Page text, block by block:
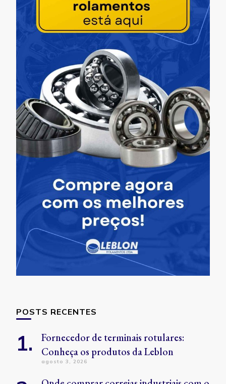
POSTS RECENTES
Fornecedor de terminais rotulares:
Conheça os produtos da Leblon
agosto 3, 2026